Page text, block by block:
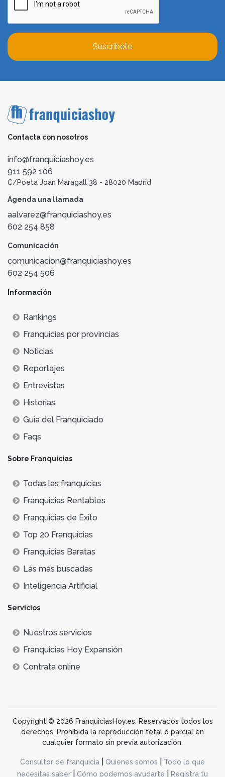
Suscríbete
Contacta con nosotros
info@franquiciashoy.es
911 592 106
C/Poeta Joan Maragall 38 - 28020 Madrid
Agenda una llamada
aalvarez@franquiciashoy.es
602 254 858
Comunicación
comunicacion@franquiciashoy.es
602 254 506
Información
Rankings
Franquicias por provincias
Noticias
Reportajes
Entrevistas
Historias
Guía del Franquiciado
Faqs
Sobre Franquicias
Todas las franquicias
Franquicias Rentables
Franquicias de Éxito
Top 20 Franquicias
Franquicias Baratas
Lás más buscadas
Inteligencia Artificial
Servicios
Nuestros servicios
Franquicias Hoy Expansión
Contrata online
Copyright © 2026 FranquiciasHoy.es. Reservados todos los
derechos. Prohibida la reproducción total o parcial en
cualquier formato sin previa autorización.
Consultor de franquicia Quienes somos
Todo lo que
necesitas saber
Cómo podemos ayudarte Registra tu